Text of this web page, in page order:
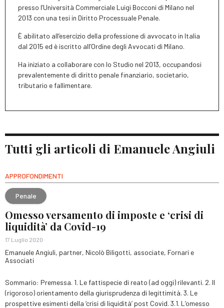
presso l’Università Commerciale Luigi Bocconi di Milano nel
2013 con una tesi in Diritto Processuale Penale.
È abilitato all’esercizio della professione di avvocato in Italia
dal 2015 ed è iscritto all’Ordine degli Avvocati di Milano.
Ha iniziato a collaborare con lo Studio nel 2013, occupandosi
prevalentemente di diritto penale finanziario, societario,
tributario e fallimentare.
Tutti gli articoli di Emanuele Angiuli
APPROFONDIMENTI
Penale
Omesso versamento di imposte e ‘crisi di
liquidità’ da Covid-19
17 Luglio 2020
Emanuele Angiuli, partner, Nicolò Biligotti, associate, Fornari e
Associati
Sommario: Premessa. 1. Le fattispecie di reato (ad oggi) rilevanti. 2. Il
(rigoroso) orientamento della giurisprudenza di legittimità. 3. Le
prospettive esimenti della ‘crisi di liquidità’ post Covid. 3.1. L’omesso